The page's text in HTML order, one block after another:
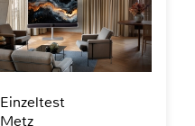
Einzeltest
Metz